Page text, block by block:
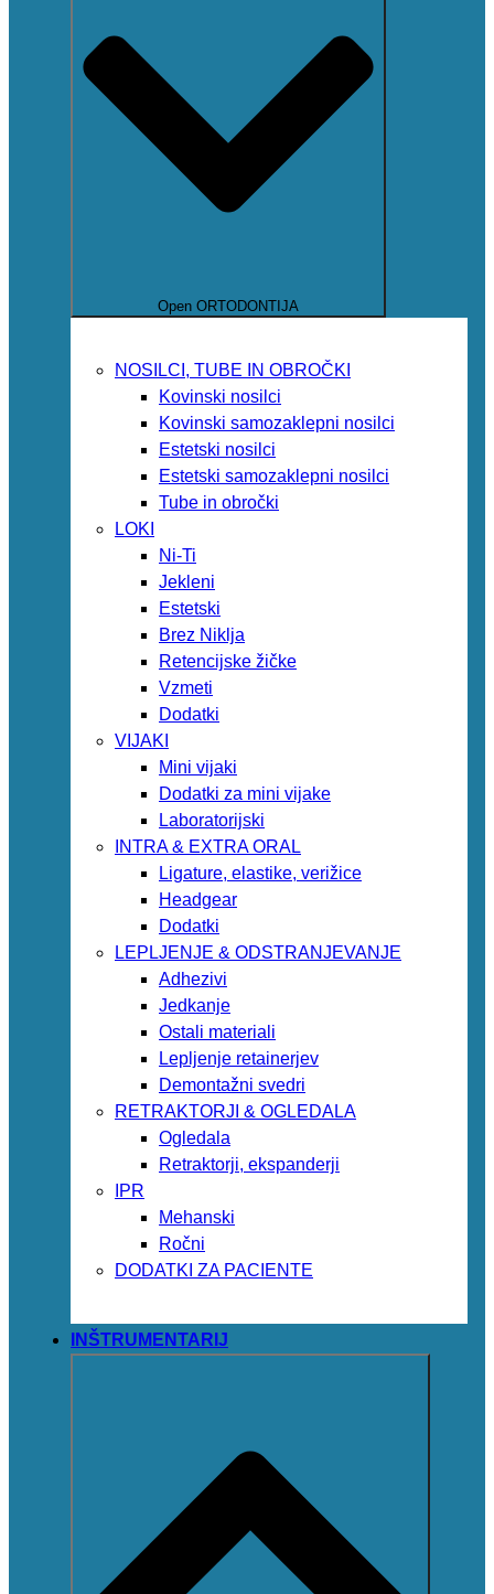
Open ORTODONTIJA
NOSILCI, TUBE IN OBROČKI
Kovinski nosilci
Kovinski samozaklepni nosilci
Estetski nosilci
Estetski samozaklepni nosilci
Tube in obročki
LOKI
Ni-Ti
Jekleni
Estetski
Brez Niklja
Retencijske žičke
Vzmeti
Dodatki
VIJAKI
Mini vijaki
Dodatki za mini vijake
Laboratorijski
INTRA & EXTRA ORAL
Ligature, elastike, verižice
Headgear
Dodatki
LEPLJENJE & ODSTRANJEVANJE
Adhezivi
Jedkanje
Ostali materiali
Lepljenje retainerjev
Demontažni svedri
RETRAKTORJI & OGLEDALA
Ogledala
Retraktorji, ekspanderji
IPR
Mehanski
Ročni
DODATKI ZA PACIENTE
INŠTRUMENTARIJ